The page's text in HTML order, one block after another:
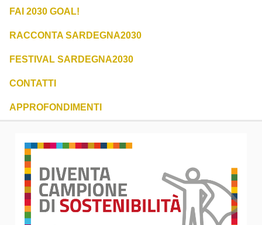
FAI 2030 GOAL!
RACCONTA SARDEGNA2030
FESTIVAL SARDEGNA2030
CONTATTI
APPROFONDIMENTI